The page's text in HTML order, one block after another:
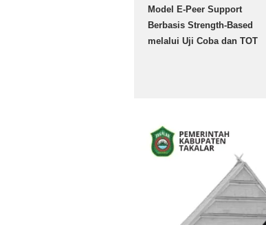
Model E-Peer Support
Berbasis Strength-Based
melalui Uji Coba dan TOT